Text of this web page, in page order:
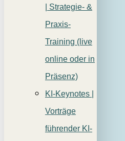
| Strategie- &
Praxis-
Training (live
online oder in
Präsenz)
KI-Keynotes |
Vorträge
führender KI-